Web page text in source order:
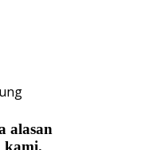
alasan
kami.